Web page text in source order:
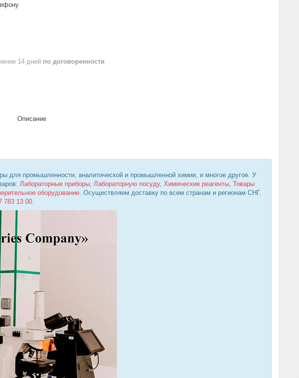
14 дней по договоренности
Описание
для промышленности, аналитической и промышленной химии, и многое другое. У
Лабораторные приборы, Лабораторную посуду, Химические реагенты, Товары
оборудование. Осуществляем доставку по всем странам и регионам СНГ.
783 13 00.